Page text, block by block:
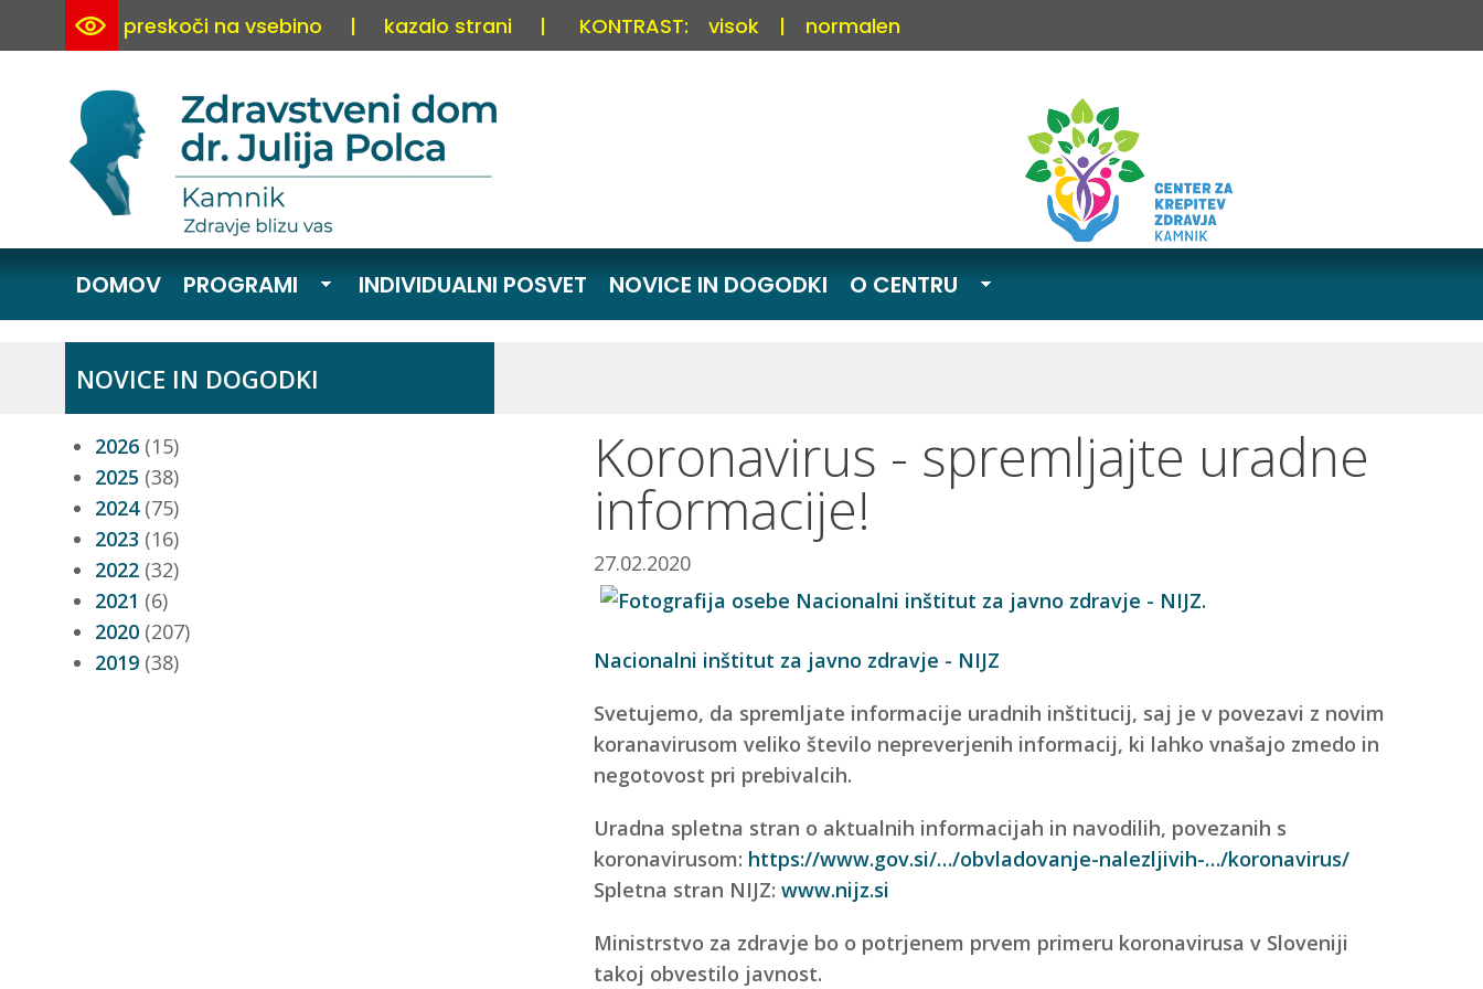
preskoči na vsebino | kazalo strani | KONTRAST: visok | normalen
DOMOV PROGRAMI INDIVIDUALNI POSVET NOVICE IN DOGODKI O CENTRU
NOVICE IN DOGODKI
2026 (15)
2025 (38)
2024(75)
2023 (16)
2022 (32)
2021 (6)
2020 (207)
2019 (38)
Koronavirus - spremljajte uradne
informacije!
27.02.2020
Nacionalni inštitut za javno zdravje - NIJZ
Svetujemo, da spremljate informacije uradnih inštitucij, saj je v povezavi z novim
koranavirusom veliko število nepreverjenih informacij, ki lahko vnašajo zmedo in
negotovost pri prebivalcih.
Uradna spletna stran o aktualnih informacijah in navodilih, povezanih s
koronavirusom: https://www.gov.si/…/obvladovanje-nalezljivih-…/koronavirus/
Spletna stran NIJZ: www.nijz.si
Ministrstvo za zdravje bo o potrjenem prvem primeru koronavirusa v Sloveniji
takoj obvestilo javnost.